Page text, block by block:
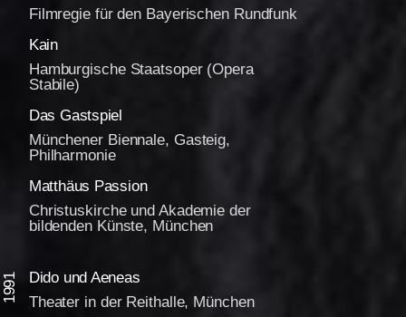
Filmregie für den Bayerischen Rundfunk
Kain
Hamburgische Staatsoper (Opera
Stabile)
Das Gastspiel
Münchener Biennale, Gasteig,
Philharmonie
Matthäus Passion
Christuskirche und Akademie der
bildenden Künste, München
1991
Dido und Aeneas
Theater in der Reithalle, München